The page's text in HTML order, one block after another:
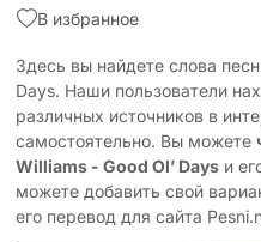
В избранное
Здесь вы найдете слова
Days. Наши пользователи
различных источников в
самостоятельно. Вы можете
Williams - Good Ol’ Days и
можете добавить свой
его перевод для сайта